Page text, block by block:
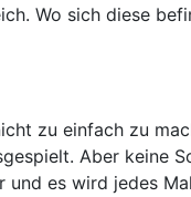
Wo sich diese
zu einfach zu
Aber keine
es wird jedes